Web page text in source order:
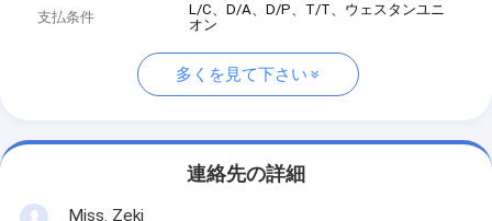
支払条件
L/C、D/A、D/P、T/T、ウェスタンユニ
オン
多くを見て下さい
連絡先の詳細
Miss. Zeki